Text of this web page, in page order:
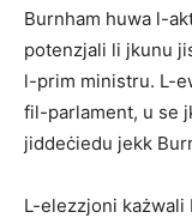
Burnham huwa l-
potenzjali li jkunu
l-prim ministru. L-
fil-parlament, u se
jiddeċiedu jekk
L-elezzjoni